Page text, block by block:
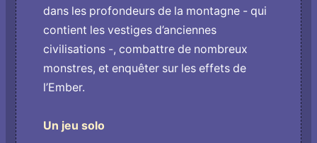
dans les profondeurs de la montagne - qui
contient les vestiges d’anciennes
civilisations -, combattre de nombreux
monstres, et enquêter sur les effets de
l’Ember.
Un jeu solo